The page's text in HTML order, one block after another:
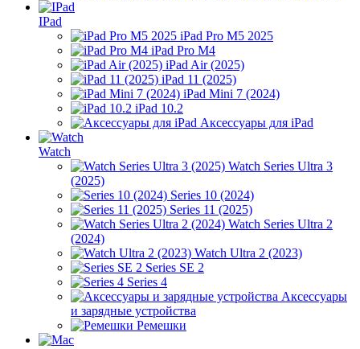
IPad
iPad Pro M5 2025
iPad Pro M4
iPad Air (2025)
iPad 11 (2025)
iPad Mini 7 (2024)
iPad 10.2
Аксессуары для iPad
Watch
Watch Series Ultra 3
(2025)
Series 10 (2024)
Series 11 (2025)
Watch Series Ultra 2
(2024)
Watch Ultra 2 (2023)
Series SE 2
Series 4
Аксессуары
и зарядные устройства
Ремешки